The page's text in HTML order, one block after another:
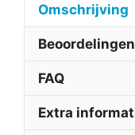
Omschrijving
Beoordelingen
FAQ
Extra